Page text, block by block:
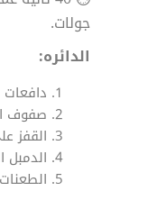
جولات.
الدائره:
صفوف
القفز
الدمبل